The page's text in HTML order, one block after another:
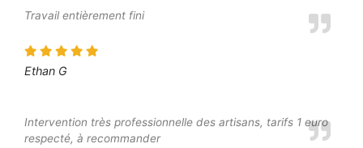
Travail entièrement fini
Ethan G
Intervention très professionnelle des artisans, tarifs 1 euro
respecté, à recommander